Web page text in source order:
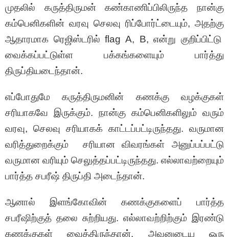
முதலில் கருத்திருமன் கண்காணிப்பிலிருந்த நான்கு
கம்பெனிகளின் வரவு செலவு ரிப்போர்ட்டையும், அதற்கு
ஆதாரமாக ரெஜிஸ்டரில் flag A, B, என்று குறிப்பிட்டு
வைக்கப்பட்டுள்ள பக்கங்களையும் பார்த்து
திருப்தியடைந்தான்.
எப்போதுமே கருத்திருமனின் கணக்கு வழக்குகள்
சரியாகவே இருக்கும். நான்கு கம்பெனிகளிலும் வரும்
வரவு, செலவு சரியாகக் காட்டப்பட்டிருந்தது. வருமான
வரித்துறைக்கும் சரியான விவரங்கள் அனுப்பப்பட்டு
வருமான வரியும் செலுத்தப்பட்டிருந்தது. எல்லாவற்றையும்
பார்த்த சபரீஷ் திருப்தி அடைந்தான்.
ஆனால் இளங்கோவின் கணக்குகளைப் பார்த்த
சபரீஷிற்குத் தலை சுற்றியது. எல்லாவற்றிற்கும் இரண்டு
கணக்குகள் வைத்திருந்தான். அவனுடைய ஒரு